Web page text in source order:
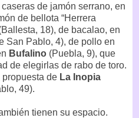
de jamón serrano, en
de bellota “Herrera
18), de bacalao, en
San Pablo, 4), de pollo en
Bufalino (Puebla, 9), que
de elegirlas de rabo de toro.
propuesta de La Inopia
49).
tienen su espacio.